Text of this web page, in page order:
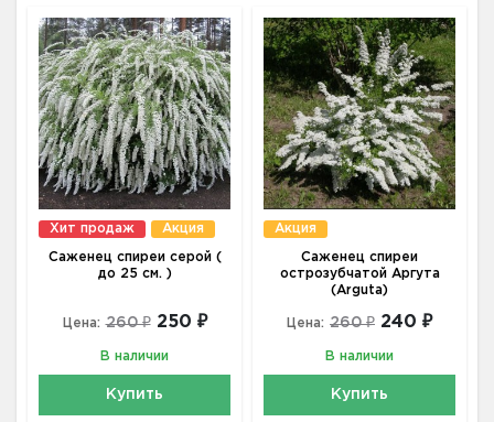
Хит продаж Акция
Саженец спиреи серой (
до 25 см. )
Цена: 260 ₽ 250 ₽
В наличии
Купить
Акция
Саженец спиреи
острозубчатой Аргута
(Arguta)
Цена: 260 ₽ 240 ₽
В наличии
Купить